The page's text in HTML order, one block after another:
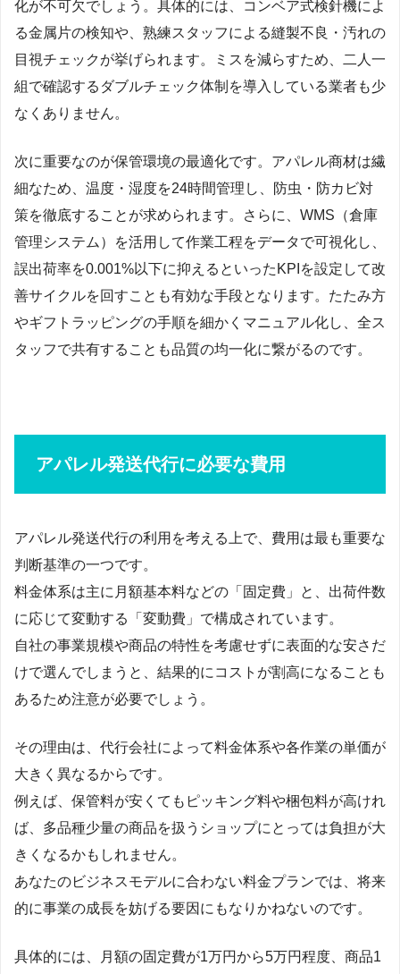
化が不可欠でしょう。具体的には、コンベア式検針機によ
る金属片の検知や、熟練スタッフによる縫製不良・汚れの
目視チェックが挙げられます。ミスを減らすため、二人一
組で確認するダブルチェック体制を導入している業者も少
なくありません。
次に重要なのが保管環境の最適化です。アパレル商材は繊
細なため、温度・湿度を24時間管理し、防虫・防カビ対
策を徹底することが求められます。さらに、WMS（倉庫
管理システム）を活用して作業工程をデータで可視化し、
誤出荷率を0.001%以下に抑えるといったKPIを設定して改
善サイクルを回すことも有効な手段となります。たたみ方
やギフトラッピングの手順を細かくマニュアル化し、全ス
タッフで共有することも品質の均一化に繋がるのです。
アパレル発送代行に必要な費用
アパレル発送代行の利用を考える上で、費用は最も重要な
判断基準の一つです。
料金体系は主に月額基本料などの「固定費」と、出荷件数
に応じて変動する「変動費」で構成されています。
自社の事業規模や商品の特性を考慮せずに表面的な安さだ
けで選んでしまうと、結果的にコストが割高になることも
あるため注意が必要でしょう。
その理由は、代行会社によって料金体系や各作業の単価が
大きく異なるからです。
例えば、保管料が安くてもピッキング料や梱包料が高けれ
ば、多品種少量の商品を扱うショップにとっては負担が大
きくなるかもしれません。
あなたのビジネスモデルに合わない料金プランでは、将来
的に事業の成長を妨げる要因にもなりかねないのです。
具体的には、月額の固定費が1万円から5万円程度、商品1